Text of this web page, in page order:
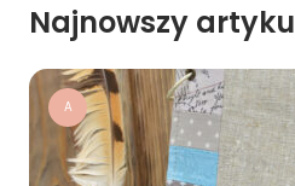
Najnowszy
A